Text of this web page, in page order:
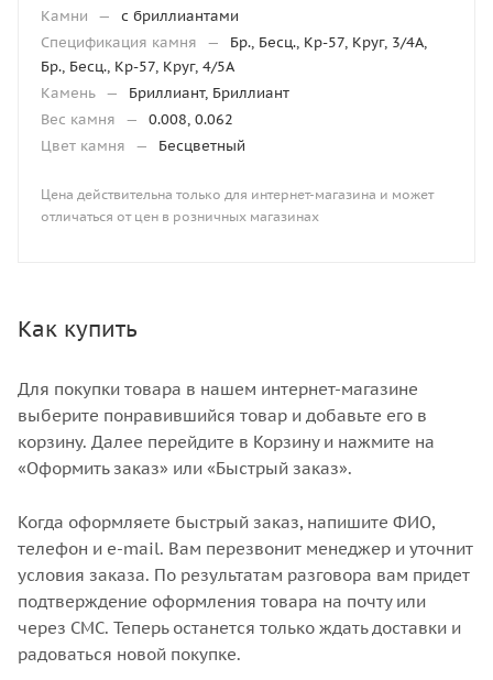
Камни
—
с бриллиантами
Спецификация камня
—
Бр., Бесц., Кр-57, Круг, 3/4А,
Бр., Бесц., Кр-57, Круг, 4/5А
Камень —
Бриллиант, Бриллиант
Вес камня
—
0.008, 0.062
Цвет камня
— Бесцветный
Цена действительна только для интернет-магазина и может
отличаться от цен в розничных магазинах
Как купить
Для покупки товара в нашем интернет-магазине
выберите понравившийся товар и добавьте его в
корзину. Далее перейдите в Корзину и нажмите на
«Оформить заказ» или «Быстрый заказ».
Когда оформляете быстрый заказ, напишите ФИО,
телефон и e-mail. Вам перезвонит менеджер и уточнит
условия заказа. По результатам разговора вам придет
подтверждение оформления товара на почту или
через СМС. Теперь останется только ждать доставки и
радоваться новой покупке.